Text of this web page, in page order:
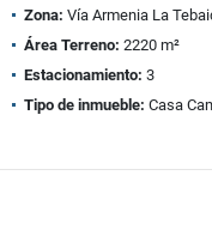
Zona: Vía Armenia La
Área Terreno: 2220 m²
Estacionamiento: 3
Tipo de inmueble: Casa